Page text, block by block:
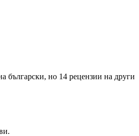
български, но 14 рецензии на други